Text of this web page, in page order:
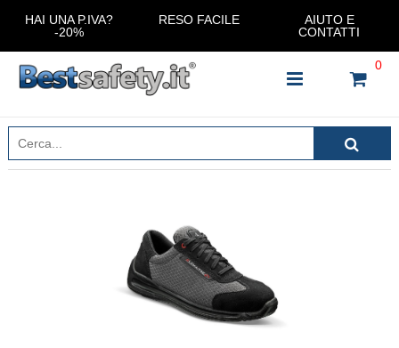
HAI UNA P.IVA?
-20%
RESO FACILE
AIUTO E
CONTATTI
0
INSERISCI IL NOME DEL PRODOTTO CHE STAI
CERCANDO
CHIUDI RICERCA